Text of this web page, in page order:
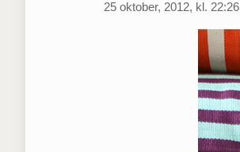
25 oktober, 2012, kl. 22:26